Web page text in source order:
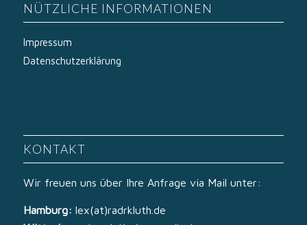
NÜTZLICHE INFORMATIONEN
Impressum
Datenschutzerklärung
KONTAKT
Wir freuen uns über Ihre Anfrage via Mail unter:
Hamburg: lex(at)radrkluth.de